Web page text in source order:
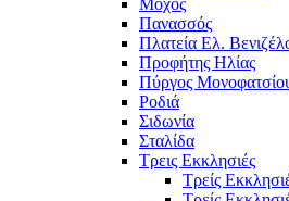
Μοχός
Πανασσός
Πλατεία Ελ.
Προφήτης Ηλίας
Πύργος
Ροδιά
Σιδωνία
Σταλίδα
Τρεις Εκκλησιές
Τρείς